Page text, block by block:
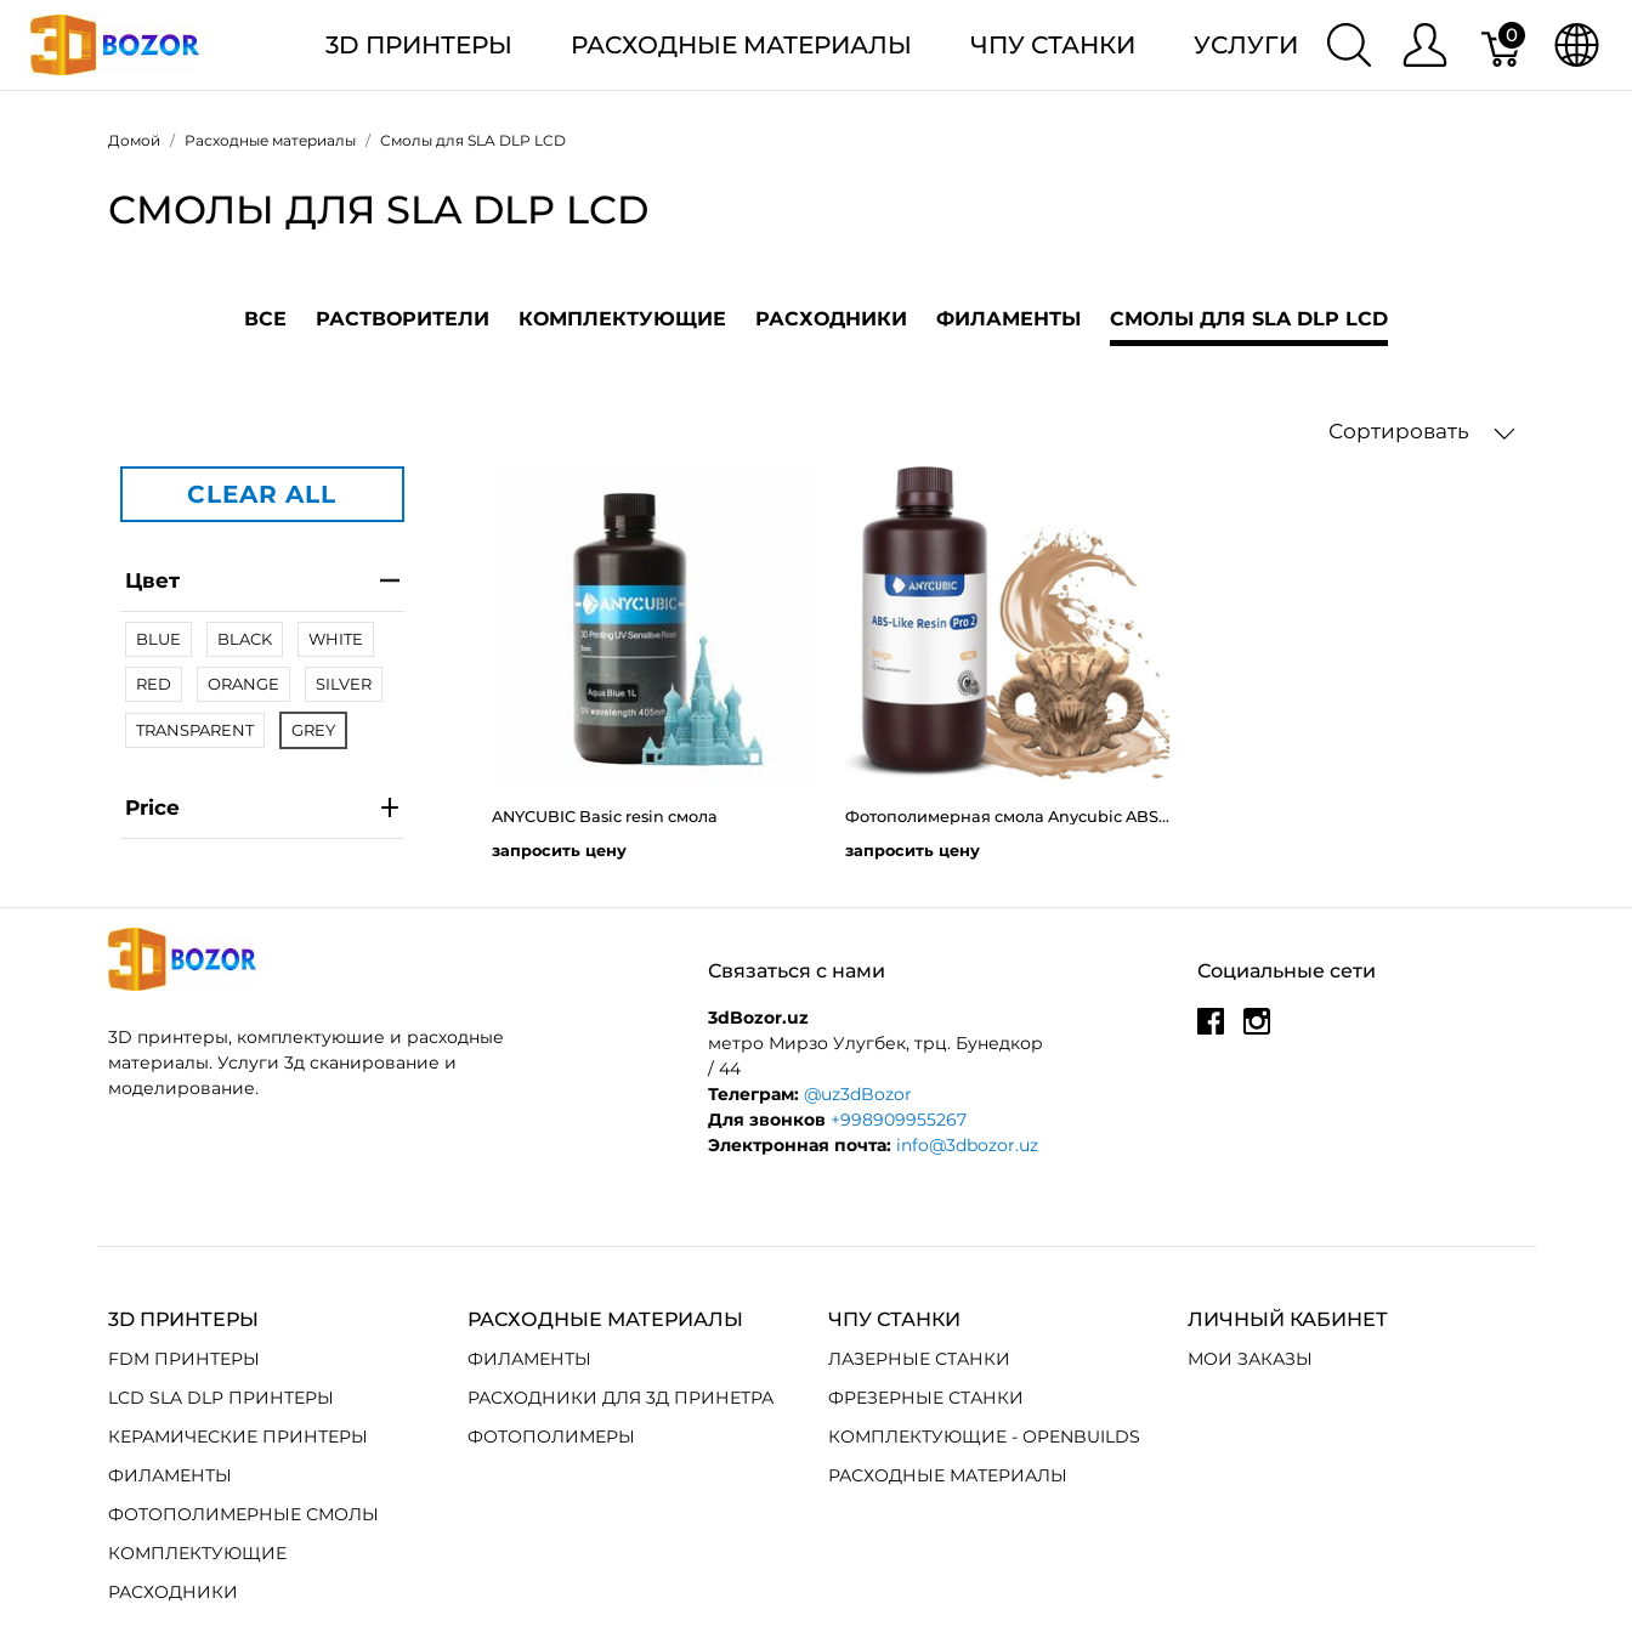
3D ПРИНТЕРЫ РАСХОДНЫЕ МАТЕРИАЛЫ ЧПУ СТАНКИ УСЛУГИ 0
Домой Расходные материалы Смолы для SLA DLP LCD
СМОЛЫ ДЛЯ SLA DLP LCD
ВСЕ РАСТВОРИТЕЛИ КОМПЛЕКТУЮЩИЕ РАСХОДНИКИ ФИЛАМЕНТЫ СМОЛЫ ДЛЯ SLA DLP LCD
Сортировать
CLEAR ALL
Цвет
BLUE BLACK WHITE
RED ORANGE SILVER
TRANSPARENT GREY
Price
ANYCUBIC Basic resin смола
запросить цену
Фотополимерная смола Anycubic ABS-Like Pro 2 (1 кг)
запросить цену
3D принтеры, комплектуюшие и расходные
материалы. Услуги 3д сканирование и
моделирование.
Социальные сети
Связаться с нами
3dBozor.uz
метро Мирзо Улугбек, трц. Бунедкор
/ 44
Телеграм: @uz3dBozor
Для звонков +998909955267
Электронная почта: info@3dbozor.uz
3D ПРИНТЕРЫ
FDM ПРИНТЕРЫ
LCD SLA DLP ПРИНТЕРЫ
КЕРАМИЧЕСКИЕ ПРИНТЕРЫ
ФИЛАМЕНТЫ
ФОТОПОЛИМЕРНЫЕ СМОЛЫ
КОМПЛЕКТУЮЩИЕ
РАСХОДНИКИ
РАСХОДНЫЕ МАТЕРИАЛЫ
ФИЛАМЕНТЫ
РАСХОДНИКИ ДЛЯ 3Д ПРИНЕТРА
ФОТОПОЛИМЕРЫ
ЧПУ СТАНКИ
ЛАЗЕРНЫЕ СТАНКИ
ФРЕЗЕРНЫЕ СТАНКИ
КОМПЛЕКТУЮЩИЕ - OPENBUILDS
РАСХОДНЫЕ МАТЕРИАЛЫ
ЛИЧНЫЙ КАБИНЕТ
МОИ ЗАКАЗЫ